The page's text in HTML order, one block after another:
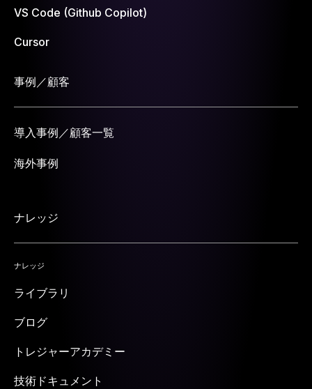
VS Code (Github Copilot)
Cursor
事例／顧客
導入事例／顧客一覧
海外事例
ナレッジ
ナレッジ
ライブラリ
ブログ
トレジャーアカデミー
技術ドキュメント